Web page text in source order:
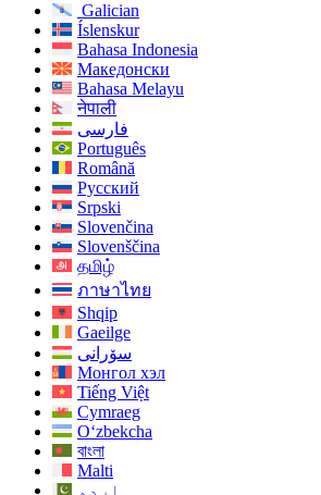
Galician
Íslenskur
Bahasa Indonesia
Македонски
Bahasa Melayu
नेपाली
فارسی
Português
Română
Русский
Srpski
Slovenčina
Slovenščina
தமிழ்
ภาษาไทย
Shqip
Gaeilge
سۆرانی
Монгол хэл
Tiếng Việt
Cymraeg
O‘zbekcha
বাংলা
Malti
اردو